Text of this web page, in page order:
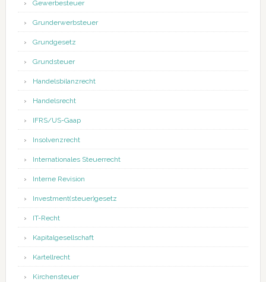
Gewerbesteuer
Grunderwerbsteuer
Grundgesetz
Grundsteuer
Handelsbilanzrecht
Handelsrecht
IFRS/US-Gaap
Insolvenzrecht
Internationales Steuerrecht
Interne Revision
Investment(steuer)gesetz
IT-Recht
Kapitalgesellschaft
Kartellrecht
Kirchensteuer